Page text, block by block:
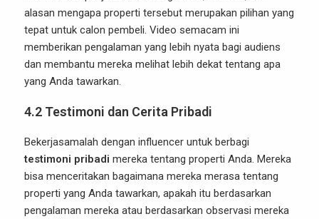
alasan mengapa properti tersebut merupakan pilihan yang
tepat untuk calon pembeli. Video semacam ini
memberikan pengalaman yang lebih nyata bagi audiens
dan membantu mereka melihat lebih dekat tentang apa
yang Anda tawarkan.
4.2 Testimoni dan Cerita Pribadi
Bekerjasamalah dengan influencer untuk berbagi
testimoni pribadi mereka tentang properti Anda. Mereka
bisa menceritakan bagaimana mereka merasa tentang
properti yang Anda tawarkan, apakah itu berdasarkan
pengalaman mereka atau berdasarkan observasi mereka